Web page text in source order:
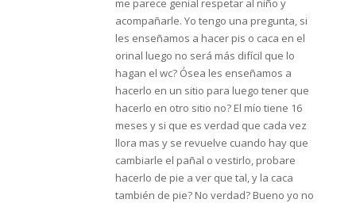
me parece genial respetar al niño y
acompañarle. Yo tengo una pregunta, si
les enseñamos a hacer pis o caca en el
orinal luego no será más difícil que lo
hagan el wc? Ósea les enseñamos a
hacerlo en un sitio para luego tener que
hacerlo en otro sitio no? El mío tiene 16
meses y si que es verdad que cada vez
llora mas y se revuelve cuando hay que
cambiarle el pañal o vestirlo, probare
hacerlo de pie a ver que tal, y la caca
también de pie? No verdad? Bueno yo no